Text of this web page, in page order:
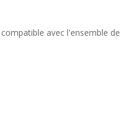
avec l'ensemble